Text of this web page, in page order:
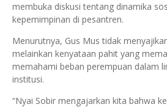
membuka diskusi tentang dinamika
kepemimpinan di pesantren.
Menurutnya, Gus Mus tidak
melainkan kenyataan pahit yang
memahami beban perempuan dalam
institusi.
“Nyai Sobir mengajarkan kita bahwa